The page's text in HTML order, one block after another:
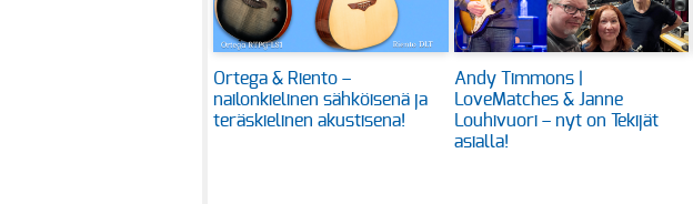
Ortega & Riento –
nailonkielinen sähköisenä ja
teräskielinen akustisena!
Andy Timmons |
LoveMatches & Janne
Louhivuori – nyt on Tekijät
asialla!